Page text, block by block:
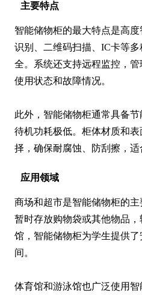
主要特点
智能储物柜的最大特点是高
识别、二维码扫描、IC卡等
全。系统还支持远程监控，
使用状态和故障情况。
此外，智能储物柜通常具备节
待机功耗极低。柜体材质和
择，确保耐腐蚀、防刮擦，适
应用领域
商场和超市是智能储物柜的
暂时存放购物袋或其他物品
馆，智能储物柜为学生提供
间。
体育馆和游泳馆也广泛使用